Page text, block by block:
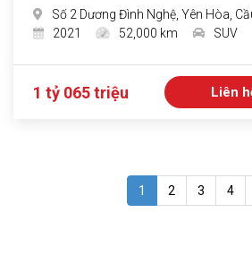
Số 2 Dương Đình Nghệ, Yên Hòa,
2021
52,000 km SUV
1 tỷ 065 triệu Liên
1 2 3 4